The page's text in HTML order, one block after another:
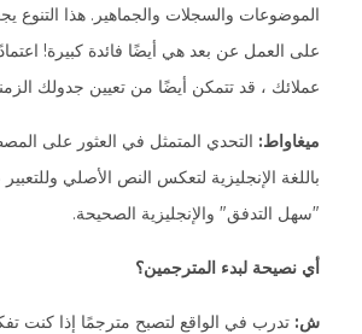
الموضوعات والسجلات والجماهير. هذا التنوع
على العمل عن بعد هي أيضًا فائدة كبيرة!
عملائك ، قد تتمكن أيضًا من تعيين جدولك
ميغاواط: التحدي المتمثل في العثور على
باللغة الإنجليزية لتعكس النص الأصلي
"سهل التدفق" والإنجليزية الصحيحة.
أي نصيحة لبدء المترجمين؟
ش: تدرب في الواقع لتصبح مترجمًا إذا كنت